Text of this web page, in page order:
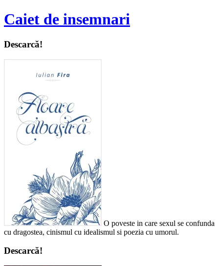
Caiet de insemnari
Descarcă!
O poveste in care sexul se confunda
cu dragostea, cinismul cu idealismul si poezia cu umorul.
Descarcă!